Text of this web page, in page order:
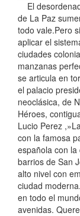
El
de La Paz
todo vale.Pero
aplicar el
ciudades
manzanas
se articula en
el palacio
neoclásica, de
Héroes,
Lucio Perez
con la famosa
española con
barrios de San
alto nivel con
ciudad
en todo el
avenidas.